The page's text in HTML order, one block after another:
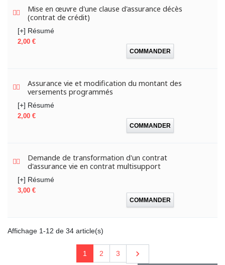
Mise en œuvre d'une clause d'assurance décès
(contrat de crédit)
[+] Résumé
Prix
2,00 €
COMMANDER
Assurance vie et modification du montant des
versements programmés
[+] Résumé
Prix
2,00 €
COMMANDER
Demande de transformation d'un contrat
d'assurance vie en contrat multisupport
[+] Résumé
Prix
3,00 €
COMMANDER
Affichage 1-12 de 34 article(s)
1 2 3 Suivant
